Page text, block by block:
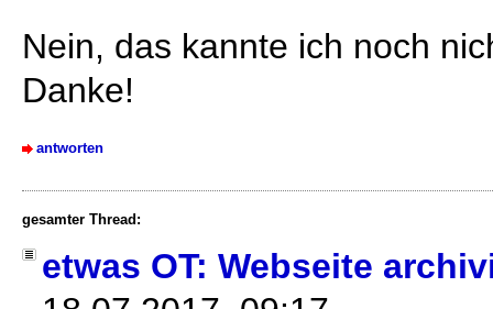
Nein, das kannte ich noch
Danke!
antworten
gesamter Thread:
etwas OT: Webseite